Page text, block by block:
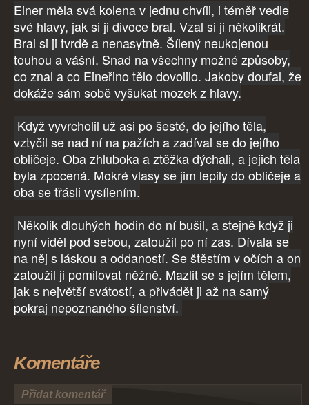
Einer měla svá kolena v jednu chvíli, i téměř vedle
své hlavy, jak si ji divoce bral. Vzal si ji několikrát.
Bral si ji tvrdě a nenasytně. Šílený neukojenou
touhou a vášní. Snad na všechny možné způsoby,
co znal a co Eineřino tělo dovolilo. Jakoby doufal, že
dokáže sám sobě vyšukat mozek z hlavy.
Když vyvrcholil už asi po šesté, do jejího těla,
vztyčil se nad ní na pažích a zadíval se do jejího
obličeje. Oba zhluboka a ztěžka dýchali, a jejich těla
byla zpocená. Mokré vlasy se jim lepily do obličeje a
oba se třásli vysílením.
Několik dlouhých hodin do ní bušil, a stejně když ji
nyní viděl pod sebou, zatoužil po ní zas. Dívala se
na něj s láskou a oddaností. Se štěstím v očích a on
zatoužil ji pomilovat něžně. Mazlit se s jejím tělem,
jak s největší svátostí, a přivádět ji až na samý
pokraj nepoznaného šílenství.
Komentáře
Přidat komentář